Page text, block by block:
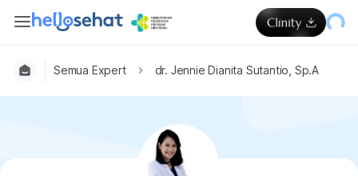
Semua Expert dr. Jennie Dianita Sutantio, Sp.A